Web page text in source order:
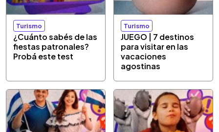
Turismo
¿Cuánto sabés de las
fiestas patronales?
Probá este test
Turismo
JUEGO | 7 destinos
para visitar en las
vacaciones
agostinas